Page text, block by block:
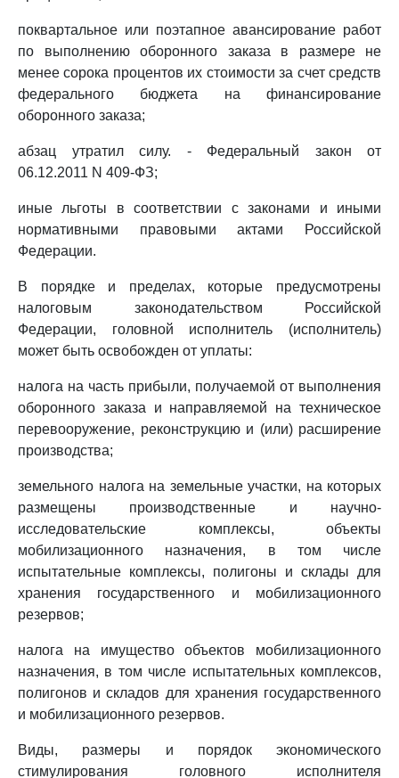
поквартальное или поэтапное авансирование работ
по выполнению оборонного заказа в размере не
менее сорока процентов их стоимости за счет средств
федерального бюджета на финансирование
оборонного заказа;
абзац утратил силу. - Федеральный закон от
06.12.2011 N 409-ФЗ;
иные льготы в соответствии с законами и иными
нормативными правовыми актами Российской
Федерации.
В порядке и пределах, которые предусмотрены
налоговым законодательством Российской
Федерации, головной исполнитель (исполнитель)
может быть освобожден от уплаты:
налога на часть прибыли, получаемой от выполнения
оборонного заказа и направляемой на техническое
перевооружение, реконструкцию и (или) расширение
производства;
земельного налога на земельные участки, на которых
размещены производственные и научно-
исследовательские комплексы, объекты
мобилизационного назначения, в том числе
испытательные комплексы, полигоны и склады для
хранения государственного и мобилизационного
резервов;
налога на имущество объектов мобилизационного
назначения, в том числе испытательных комплексов,
полигонов и складов для хранения государственного
и мобилизационного резервов.
Виды, размеры и порядок экономического
стимулирования головного исполнителя